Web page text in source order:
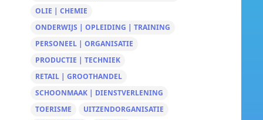
OLIE | CHEMIE
ONDERWIJS | OPLEIDING | TRAINING
PERSONEEL | ORGANISATIE
PRODUCTIE | TECHNIEK
RETAIL | GROOTHANDEL
SCHOONMAAK | DIENSTVERLENING
TOERISME
UITZENDORGANISATIE